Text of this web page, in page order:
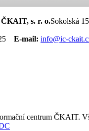
s. r. o.Sokolská
E-mail: info@ic-
centrum ČKAIT.